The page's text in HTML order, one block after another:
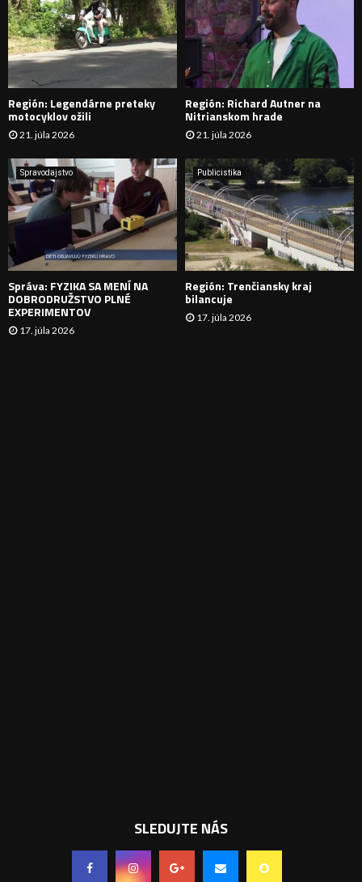
:
D
A
N
I
E
Región: Legendárne preteky
motocyklov ožili
21. júla 2026
Región: Richard Autner na
Nitrianskom hrade
21. júla 2026
Spravodajstvo
Správa: FYZIKA SA MENÍ NA
DOBRODRUŽSTVO PLNÉ
EXPERIMENTOV
17. júla 2026
Publicistika
Región: Trenčiansky kraj
bilancuje
17. júla 2026
SLEDUJTE NÁS